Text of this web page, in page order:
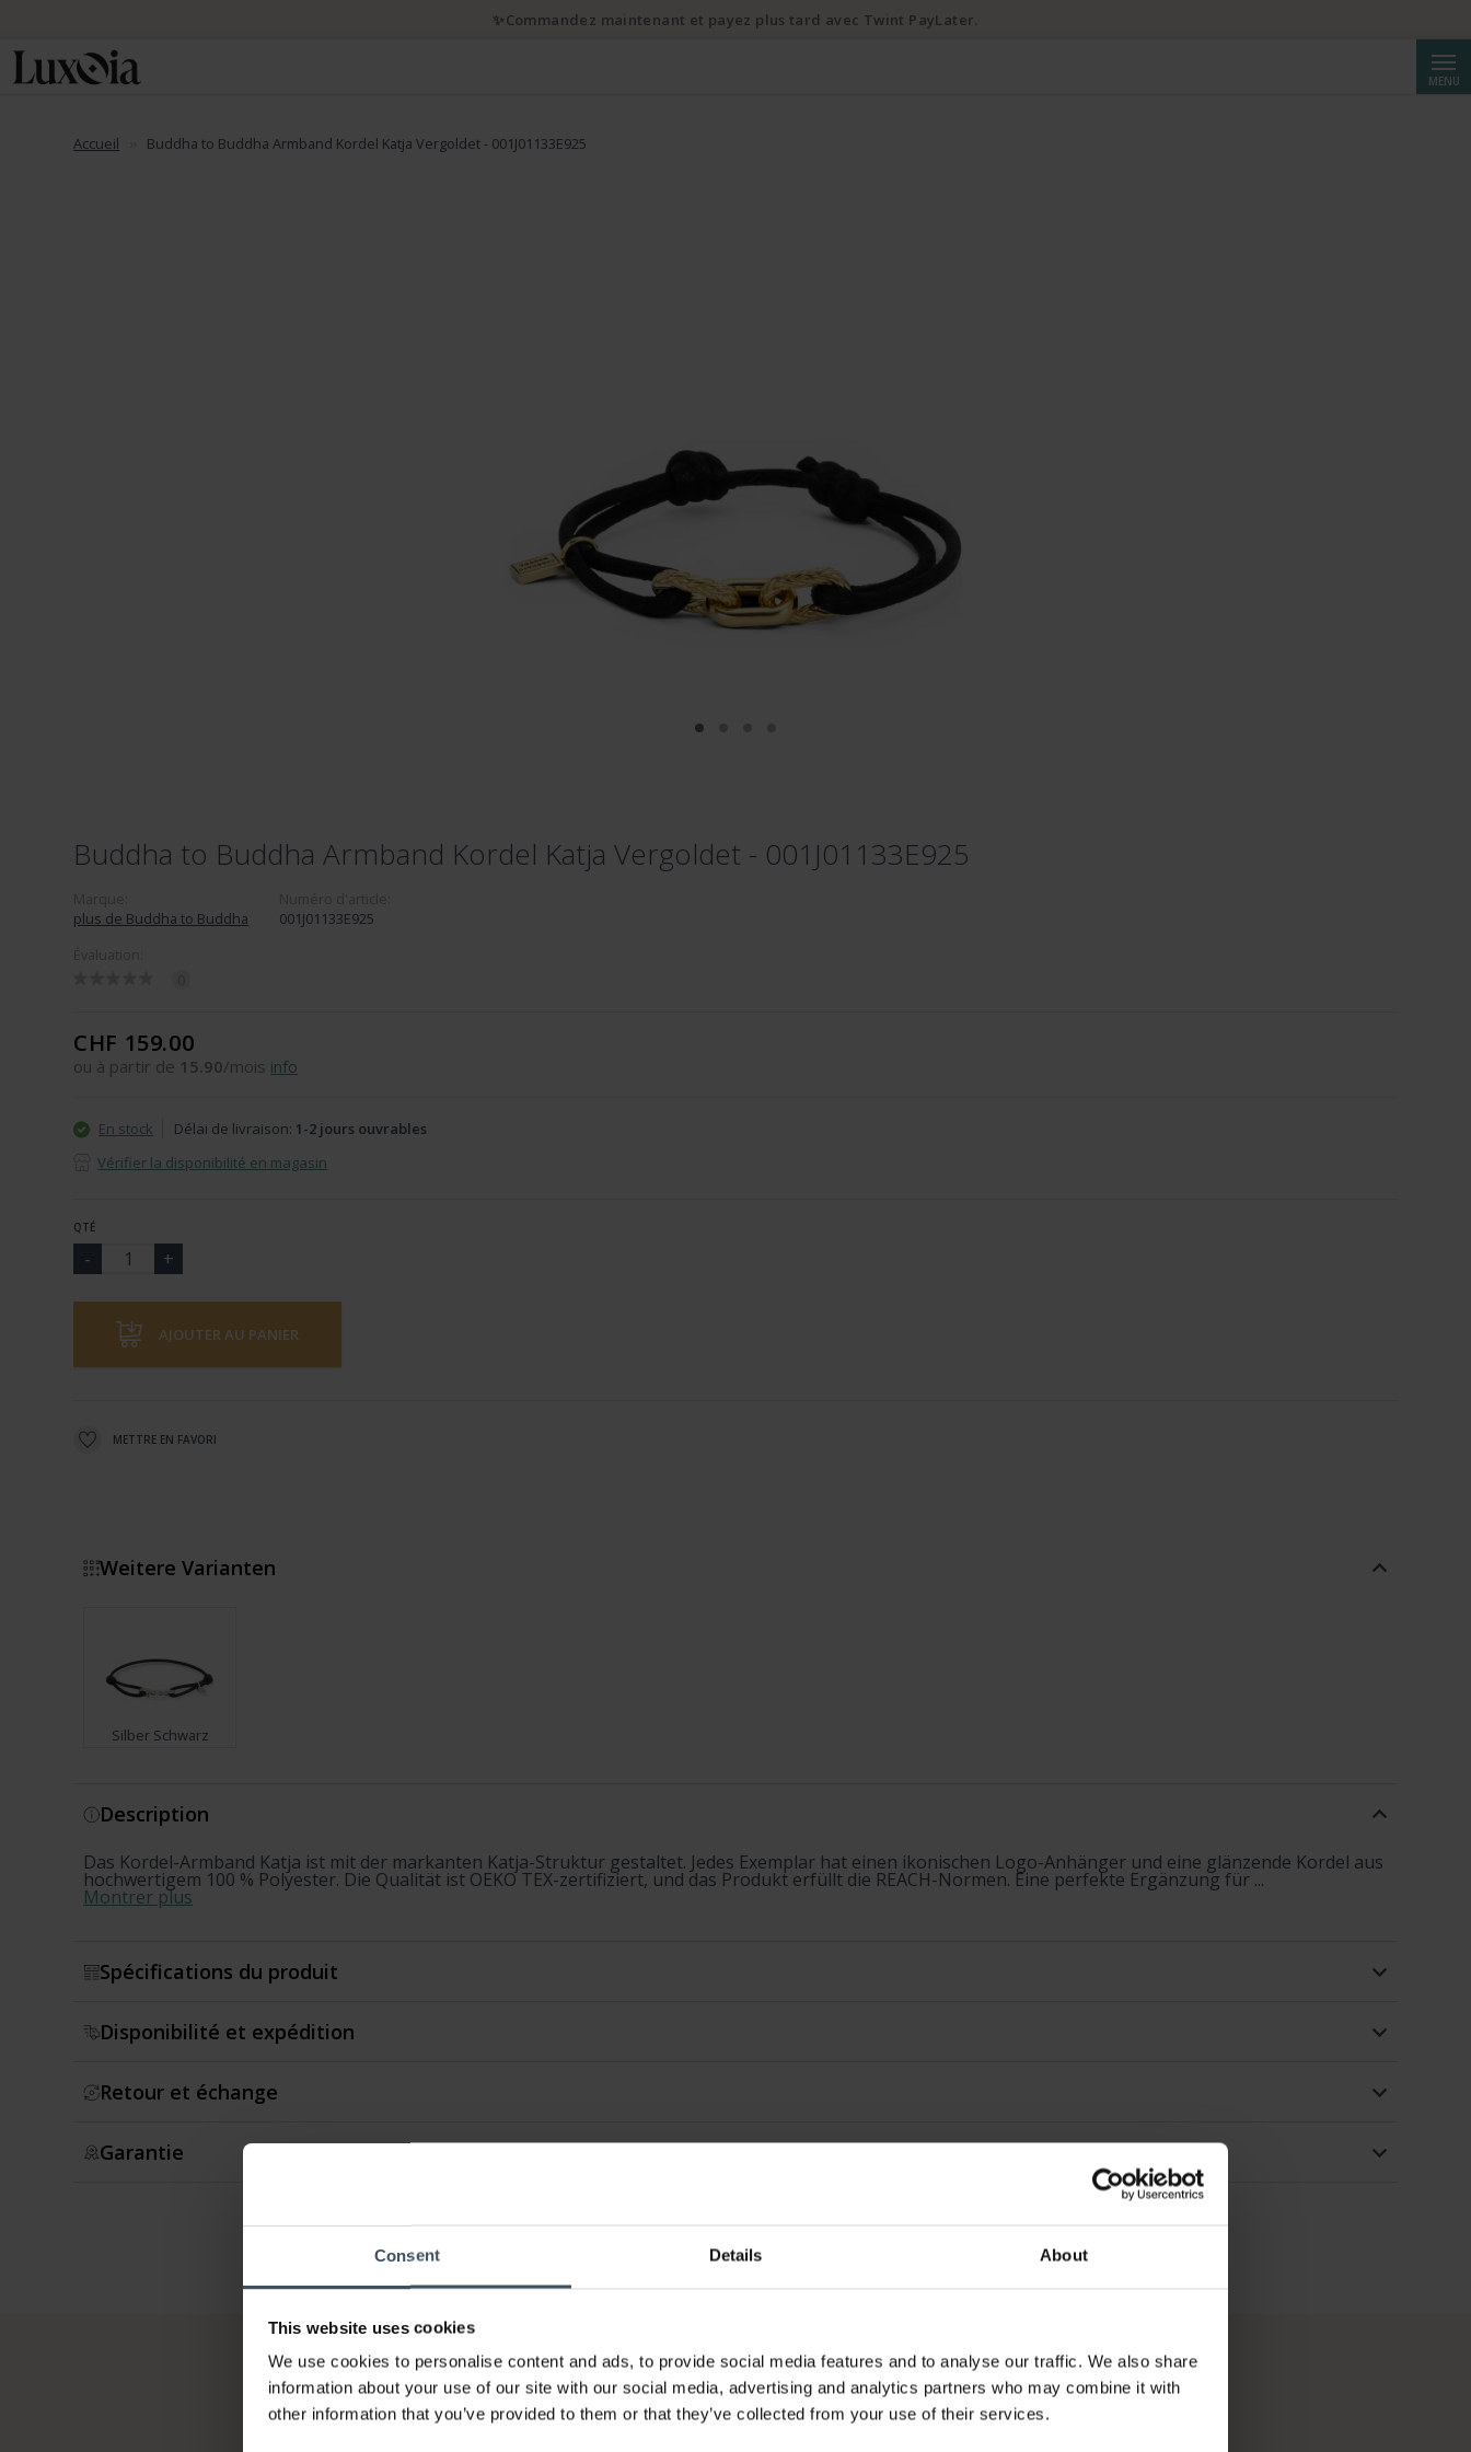
Consent Details About
This website uses cookies
We use cookies to personalise content and ads, to provide social media features and to analyse our traffic. We also share
information about your use of our site with our social media, advertising and analytics partners who may combine it with
other information that you’ve provided to them or that they’ve collected from your use of their services.
MENU
Accueil Buddha to Buddha Armband Kordel Katja Vergoldet - 001J01133E925
Buddha to Buddha Armband Kordel Katja Vergoldet - 001J01133E925
plus de Buddha to Buddha
001J01133E925
CHF 159.00
ou à partir de 15.90/mois info
En stock Délai de livraison: 1-2 jours ouvrables
Vérifier la disponibilité en magasin
QTÉ
AJOUTER AU PANIER
METTRE EN FAVORI
Weitere Varianten
Silber Schwarz
Description
Das Kordel-Armband Katja ist mit der markanten Katja-Struktur gestaltet. Jedes Exemplar hat einen ikonischen Logo-Anhänger und eine glänzende Kordel aus
hochwertigem 100 % Polyester. Die Qualität ist OEKO TEX-zertifiziert, und das Produkt erfüllt die REACH-Normen. Eine perfekte Ergänzung für ...
Montrer plus
Spécifications du produit
Disponibilité et expédition
Retour et échange
Garantie
✨Commandez maintenant et payez plus tard avec Twint PayLater.